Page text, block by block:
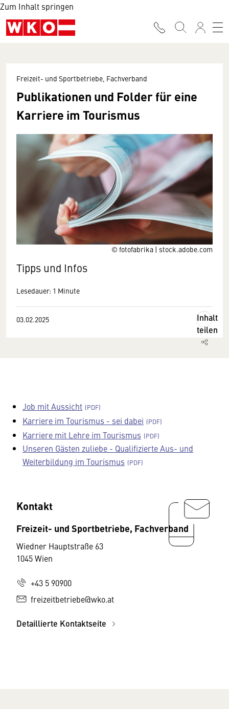
Zum Inhalt springen
© fotofabrika | stock.adobe.com
Freizeit- und Sportbetriebe, Fachverband
Publikationen und Folder für eine
Karriere im Tourismus
Tipps und Infos
Lesedauer: 1 Minute
03.02.2025
Inhalt
teilen
Job mit Aussicht
Karriere im Tourismus - sei dabei
Karriere mit Lehre im Tourismus
Unseren Gästen zuliebe - Qualifizierte Aus- und
Weiterbildung im Tourismus
Kontakt
Freizeit- und Sportbetriebe, Fachverband
Wiedner Hauptstraße 63
1045 Wien
+43 5 90900
freizeitbetriebe@wko.at
Detaillierte Kontaktseite